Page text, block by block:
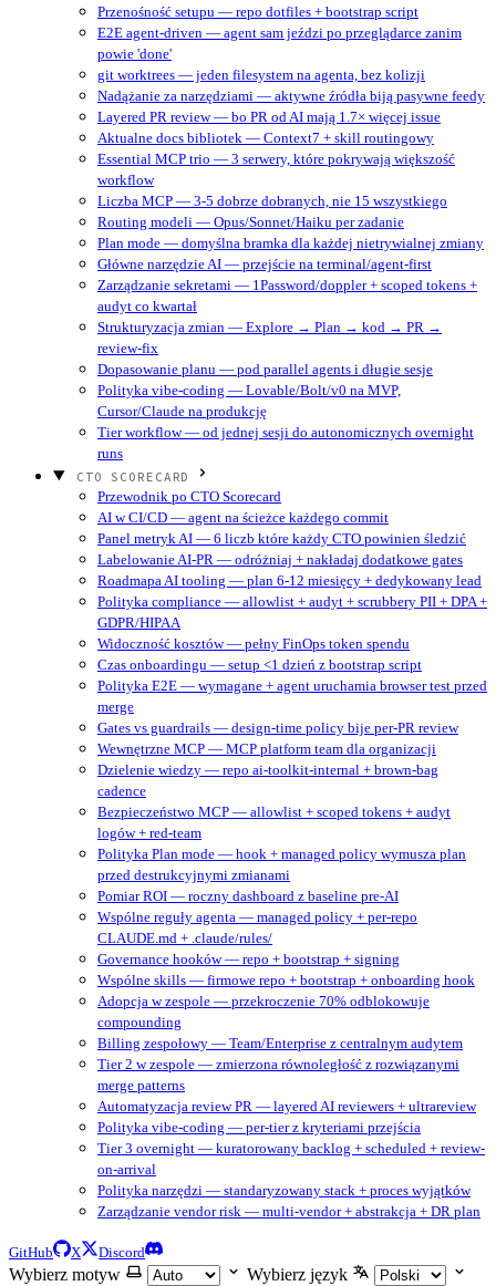
Przenośność setupu — repo dotfiles + bootstrap script
E2E agent-driven — agent sam jeździ po przeglądarce zanim
powie 'done'
git worktrees — jeden filesystem na agenta, bez kolizji
Nadążanie za narzędziami — aktywne źródła biją pasywne feedy
Layered PR review — bo PR od AI mają 1.7× więcej issue
Aktualne docs bibliotek — Context7 + skill routingowy
Essential MCP trio — 3 serwery, które pokrywają większość
workflow
Liczba MCP — 3-5 dobrze dobranych, nie 15 wszystkiego
Routing modeli — Opus/Sonnet/Haiku per zadanie
Plan mode — domyślna bramka dla każdej nietrywialnej zmiany
Główne narzędzie AI — przejście na terminal/agent‑first
Zarządzanie sekretami — 1Password/doppler + scoped tokens +
audyt co kwartał
Strukturyzacja zmian — Explore → Plan → kod → PR →
review-fix
Dopasowanie planu — pod parallel agents i długie sesje
Polityka vibe-coding — Lovable/Bolt/v0 na MVP,
Cursor/Claude na produkcję
Tier workflow — od jednej sesji do autonomicznych overnight
runs
CTO SCORECARD
Przewodnik po CTO Scorecard
AI w CI/CD — agent na ścieżce każdego commit
Panel metryk AI — 6 liczb które każdy CTO powinien śledzić
Labelowanie AI-PR — odróżniaj + nakładaj dodatkowe gates
Roadmapa AI tooling — plan 6-12 miesięcy + dedykowany lead
Polityka compliance — allowlist + audyt + scrubbery PII + DPA +
GDPR/HIPAA
Widoczność kosztów — pełny FinOps token spendu
Czas onboardingu — setup <1 dzień z bootstrap script
Polityka E2E — wymagane + agent uruchamia browser test przed
merge
Gates vs guardrails — design-time policy bije per-PR review
Wewnętrzne MCP — MCP platform team dla organizacji
Dzielenie wiedzy — repo ai-toolkit-internal + brown-bag
cadence
Bezpieczeństwo MCP — allowlist + scoped tokens + audyt
logów + red-team
Polityka Plan mode — hook + managed policy wymusza plan
przed destrukcyjnymi zmianami
Pomiar ROI — roczny dashboard z baseline pre-AI
Wspólne reguły agenta — managed policy + per-repo
CLAUDE.md + .claude/rules/
Governance hooków — repo + bootstrap + signing
Wspólne skills — firmowe repo + bootstrap + onboarding hook
Adopcja w zespole — przekroczenie 70% odblokowuje
compounding
Billing zespołowy — Team/Enterprise z centralnym audytem
Tier 2 w zespole — zmierzona równoległość z rozwiązanymi
merge patterns
Automatyzacja review PR — layered AI reviewers + ultrareview
Polityka vibe-coding — per-tier z kryteriami przejścia
Tier 3 overnight — kuratorowany backlog + scheduled + review-
on-arrival
Polityka narzędzi — standaryzowany stack + proces wyjątków
Zarządzanie vendor risk — multi-vendor + abstrakcja + DR plan
GitHub X Discord
Wybierz motyw Wybierz język